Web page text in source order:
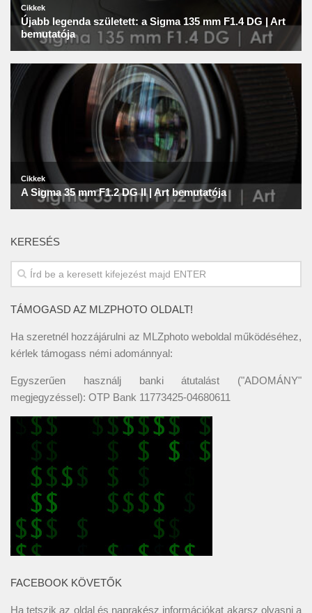
KERESÉS
TÁMOGASD AZ MLZPHOTO OLDALT!
Ha szeretnél hozzájárulni az MLZphoto weboldal működéséhez,
kérlek támogass némi adománnyal:
Egyszerűen használj banki átutalást ("ADOMÁNY"
megjegyzéssel): OTP Bank 11773425-04680611
FACEBOOK KÖVETŐK
Ha tetszik az oldal és naprakész információkat akarsz olvasni a